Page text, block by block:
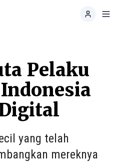
Pelaku
yang telah
mereknya